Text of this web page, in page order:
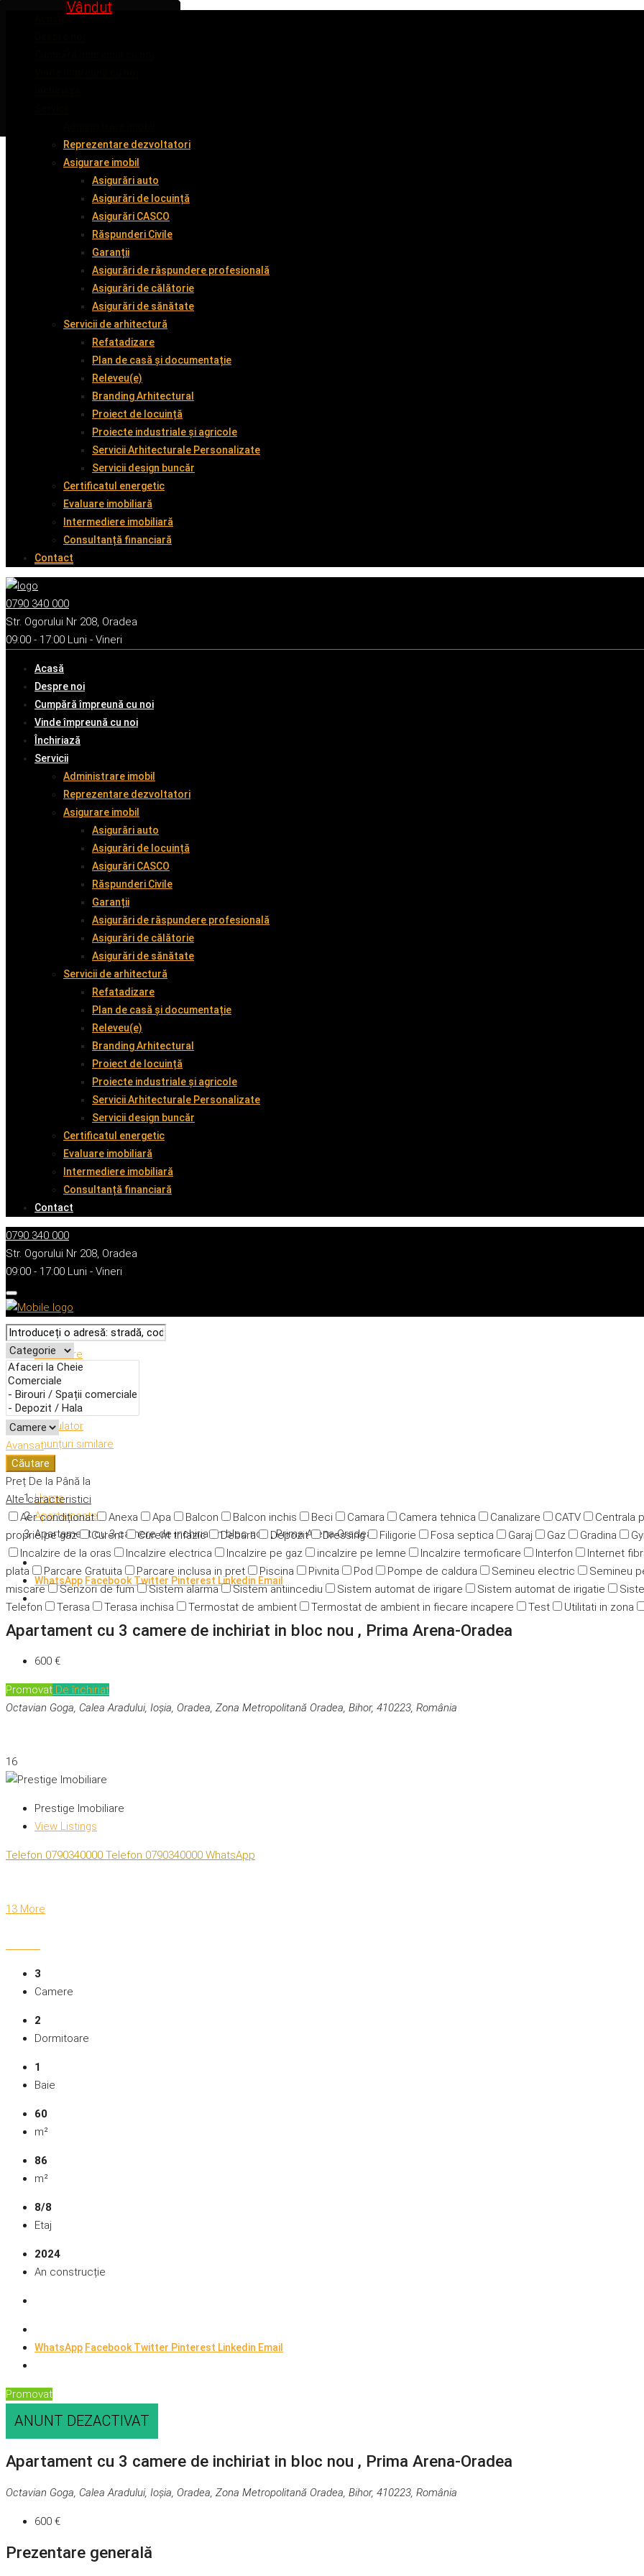
Reprezentare dezvoltatori
Asigurare imobil
Asigurări auto
Asigurări de locuință
Asigurări CASCO
Răspunderi Civile
Garanții
Asigurări de răspundere profesională
Asigurări de călătorie
Asigurări de sănătate
Servicii de arhitectură
Refatadizare
Plan de casă și documentație
Releveu(e)
Branding Arhitectural
Proiect de locuință
Proiecte industriale și agricole
Servicii Arhitecturale Personalizate
Servicii design buncăr
Certificatul energetic
Evaluare imobiliară
Intermediere imobiliară
Consultanță financiară
Contact
0790 340 000
Str. Ogorului Nr 208, Oradea
09:00 - 17:00 Luni - Vineri
Acasă
Despre noi
Cumpără împreună cu noi
Vinde împreună cu noi
Închiriază
Servicii
Administrare imobil
Reprezentare dezvoltatori
Asigurare imobil
Asigurări auto
Asigurări de locuință
Asigurări CASCO
Răspunderi Civile
Garanții
Asigurări de răspundere profesională
Asigurări de călătorie
Asigurări de sănătate
Servicii de arhitectură
Refatadizare
Plan de casă și documentație
Releveu(e)
Branding Arhitectural
Proiect de locuință
Proiecte industriale și agricole
Servicii Arhitecturale Personalizate
Servicii design buncăr
Certificatul energetic
Evaluare imobiliară
Intermediere imobiliară
Consultanță financiară
Contact
0790 340 000
Str. Ogorului Nr 208, Oradea
09:00 - 17:00 Luni - Vineri
Avansat
Căutare
Preț De la Până la
Alte caracteristici
Aer condiționat
Anexa Apa Balcon Balcon inchis Beci Camara Camera tehnica Canalizare CATV Centrala
proprie pe gaz
Curent Curent trifazic Debara Depozit Dressing Filigorie Fosa septica Garaj Gaz Gradina
Incalzire de la oras
Incalzire electrica Incalzire pe gaz incalzire pe lemne Incalzire termoficare Interfon Internet
plata
Parcare Gratuita Parcare inclusa in pret Piscina Pivnita Pod Pompe de caldura Semineu electric Semineu
miscare
Senzori de fum Sistem alarma Sistem antiincediu Sistem automat de irigare Sistem automat de irigatie
Telefon
Terasa Terasa inchisa Termostat de ambient Termostat de ambient in fiecare incapere Test Utilitati in zona
Descriere
Caracteristici
Adresă
Detalii
Calculator
Anunțuri similare
Home
Apartamente
Apartament cu 3 camere de inchiriat in bloc nou , Prima Arena-Oradea
WhatsApp Facebook Twitter Pinterest Linkedin Email
Apartament cu 3 camere de inchiriat in bloc nou , Prima Arena-Oradea
600 €
Promovat De închiriat
Inchiriat
Octavian Goga, Calea Aradului, Ioșia, Oradea, Zona Metropolitană Oradea, Bihor, 410223, România
16
Prestige Imobiliare
View Listings
Telefon 0790340000 Telefon 0790340000 WhatsApp
13 More
3
Camere
2
Dormitoare
1
Baie
60
m²
86
m²
8/8
Etaj
2024
An construcție
WhatsApp FacebookTwitter Pinterest Linkedin Email
Promovat
ANUNT DEZACTIVAT
Apartament cu 3 camere de inchiriat in bloc nou , Prima Arena-Oradea
Octavian Goga, Calea Aradului, Ioșia, Oradea, Zona Metropolitană Oradea, Bihor, 410223, România
600 €
Prezentare generală
Inchiriat
Inchiriat
Vândut
Vândut